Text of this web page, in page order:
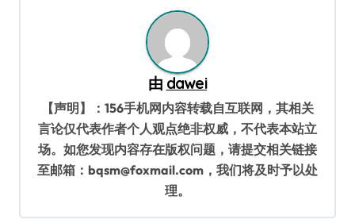
由 dawei
【声明】：156手机网内容转载自互联网，其相关
言论仅代表作者个人观点绝非权威，不代表本站立
场。如您发现内容存在版权问题，请提交相关链接
至邮箱：bqsm@foxmail.com，我们将及时予以处
理。